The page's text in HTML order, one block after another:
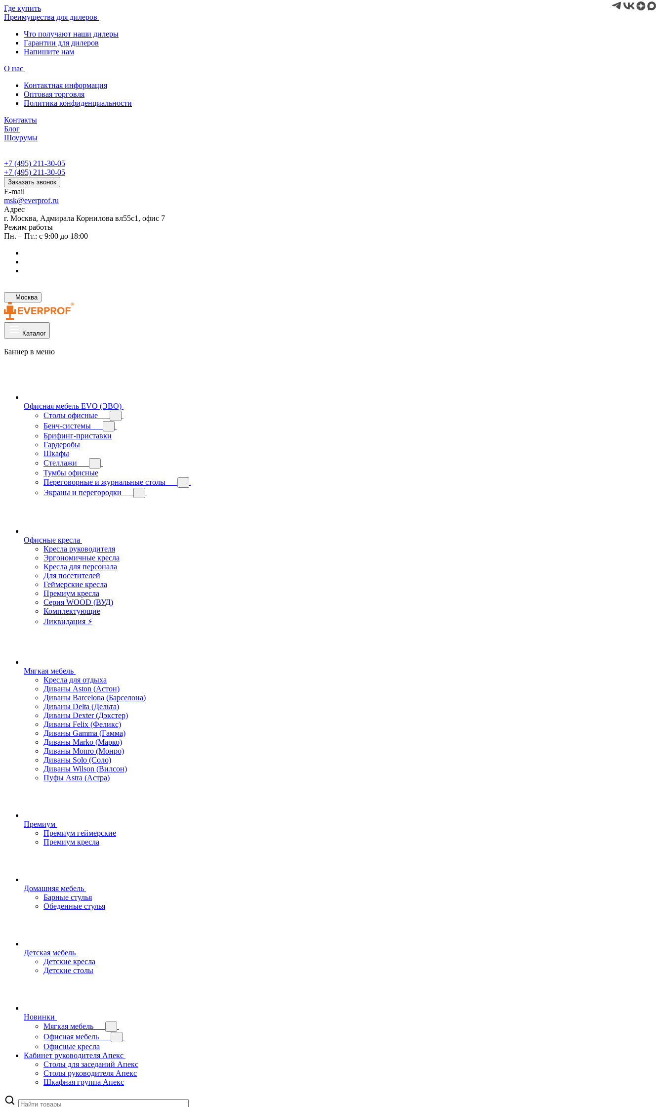
Где купить
Преимущества для дилеров
Что получают наши дилеры
Гарантии для дилеров
Напишите нам
О нас
Контактная информация
Оптовая торговля
Политика конфиденциальности
Контакты
Блог
Шоурумы
+7 (495) 211-30-05
+7 (495) 211-30-05
Заказать звонок
E-mail
msk@everprof.ru
Адрес
г. Москва, Адмирала Корнилова вл55с1, офис 7
Режим работы
Пн. – Пт.: с 9:00 до 18:00
Москва
Каталог
Баннер в меню
Офисная мебель EVO (ЭВО)
Cтолы офисные
Бенч-системы
Брифинг-приставки
Гардеробы
Шкафы
Стеллажи
Тумбы офисные
Переговорные и журнальные столы
Экраны и перегородки
Офисные кресла
Кресла руководителя
Эргономичные кресла
Кресла для персонала
Для посетителей
Геймерские кресла
Премиум кресла
Серия WOOD (ВУД)
Комплектующие
Ликвидация ⚡
Мягкая мебель
Кресла для отдыха
Диваны Aston (Астон)
Диваны Barcelona (Барселона)
Диваны Delta (Дельта)
Диваны Dexter (Дэкстер)
Диваны Felix (Феликс)
Диваны Gamma (Гамма)
Диваны Marko (Марко)
Диваны Monro (Монро)
Диваны Solo (Соло)
Диваны Wilson (Вилсон)
Пуфы Astra (Астра)
Премиум
Премиум геймерские
Премиум кресла
Домашняя мебель
Барные стулья
Обеденные стулья
Детская мебель
Детские кресла
Детские столы
Новинки
Мягкая мебель
Офисная мебель
Офисные кресла
Кабинет руководителя Апекс
Столы для заседаний Апекс
Столы руководителя Апекс
Шкафная группа Апекс